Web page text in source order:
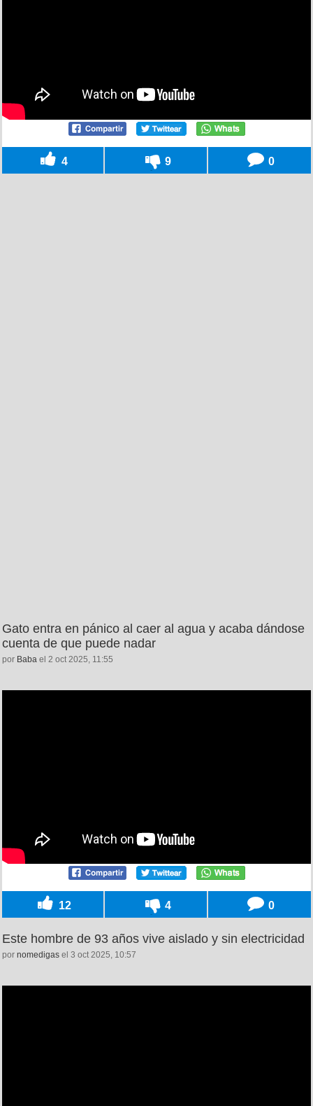
4 9 0
Gato entra en pánico al caer al agua y acaba dándose
cuenta de que puede nadar
por Baba el 2 oct 2025, 11:55
12 4 0
Este hombre de 93 años vive aislado y sin electricidad
por nomedigas el 3 oct 2025, 10:57